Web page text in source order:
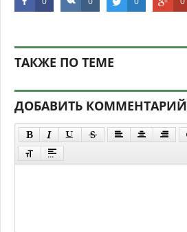
ТАКЖЕ ПО ТЕМЕ
ДОБАВИТЬ КОММЕНТАРИЙ